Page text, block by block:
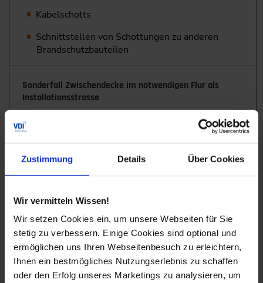
Zustimmung Details Über Cookies
Wir vermitteln Wissen!
Wir setzen Cookies ein, um unsere Webseiten für Sie
stetig zu verbessern. Einige Cookies sind optional und
ermöglichen uns Ihren Webseitenbesuch zu erleichtern,
Ihnen ein bestmögliches Nutzungserlebnis zu schaffen
oder den Erfolg unseres Marketings zu analysieren, um
Kabelschotts
Schnittstellen von Schottungen zu anderen
Brandschutzbauteilen
Sonderfall Zwischendecke im notwendigen Flur als
Installationsstrasse
Besonderheiten und Planungsaufwand für den
zulassungskonformen Einbau von Bauteilen
Flurwände, Rohdecke
Abhangdecke
Lampen, Kabel
Trassen in der Zwischendecke
Diskussion und Besprechung von Beispielen aus der
Teilnehmendenschaft